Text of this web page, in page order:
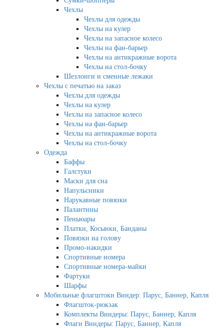
Чехлы
Чехлы для одежды
Чехлы на кулер
Чехлы на запасное колесо
Чехлы на фан-барьер
Чехлы на антикражные ворота
Чехлы на стол-бочку
Шезлонги и сменные лежаки
Чехлы с печатью на заказ
Чехлы для одежды
Чехлы на кулер
Чехлы на запасное колесо
Чехлы на фан-барьер
Чехлы на антикражные ворота
Чехлы на стол-бочку
Одежда
Баффы
Галстуки
Маски для сна
Напульсники
Нарукавные повязки
Палантины
Пеньюары
Платки, Косынки, Банданы
Повязки на голову
Промо-накидки
Спортивные номера
Спортивные номера-майки
Фартуки
Шарфы
Мобильные флагштоки Виндер: Парус, Баннер, Капля
Флагшток-рюкзак
Комплекты Виндеры: Парус, Баннер, Капля
Флаги Виндеры: Парус, Баннер, Капля